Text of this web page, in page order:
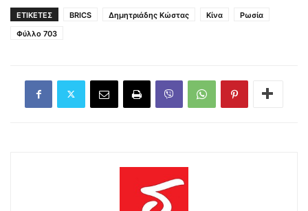
ΕΤΙΚΕΤΕΣ BRICS Δημητριάδης Κώστας Κίνα
Ρωσία
Φύλλο 703